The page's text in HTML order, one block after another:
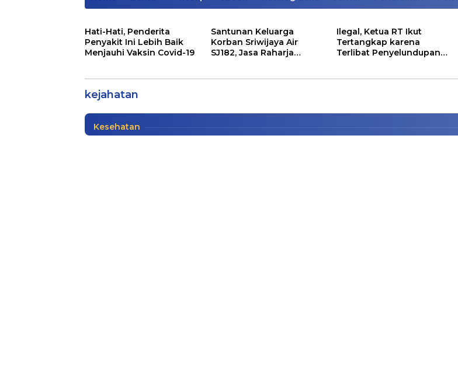
Hati-Hati, Penderita
Penyakit Ini Lebih Baik
Menjauhi Vaksin Covid-19
Santunan Keluarga
Korban Sriwijaya Air
SJ182, Jasa Raharja
Ilegal, Ketua RT Ikut
Tertangkap karena
Terlibat Penyelundupan
kejahatan
Menurun
Info Sumatera Selatan
Kesehatan